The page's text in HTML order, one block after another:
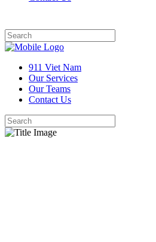
911 Viet Nam
Our Services
Our Teams
Contact Us